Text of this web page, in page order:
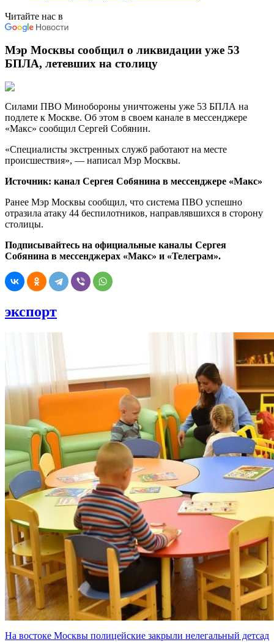
Читайте нас в
Мэр Москвы сообщил о ликвидации уже 53
БПЛА, летевших на столицу
Силами ПВО Минобороны уничтожены уже 53 БПЛА на
подлете к Москве. Об этом в своем канале в мессенджере
«Макс» сообщил Сергей Собянин.
«Специалисты экстренных служб работают на месте
происшествия», — написал Мэр Москвы.
Источник: канал Сергея Собянина в мессенджере «Макс»
Ранее Мэр Москвы сообщил, что система ПВО успешно
отразила атаку 44 беспилотников, направлявшихся в сторону
столицы.
Подписывайтесь на официальные каналы Сергея
Собянина в мессенджерах «Макс» и «Телеграм».
экспорт
На востоке Москвы полицейские закрыли нелегальный детсад